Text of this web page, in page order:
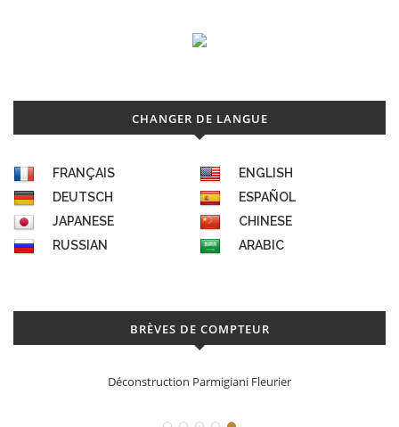
CHANGER DE LANGUE
FRANÇAIS
ENGLISH
DEUTSCH
ESPAÑOL
JAPANESE
CHINESE
RUSSIAN
ARABIC
BRÈVES DE COMPTEUR
Déconstruction Parmigiani Fleurier